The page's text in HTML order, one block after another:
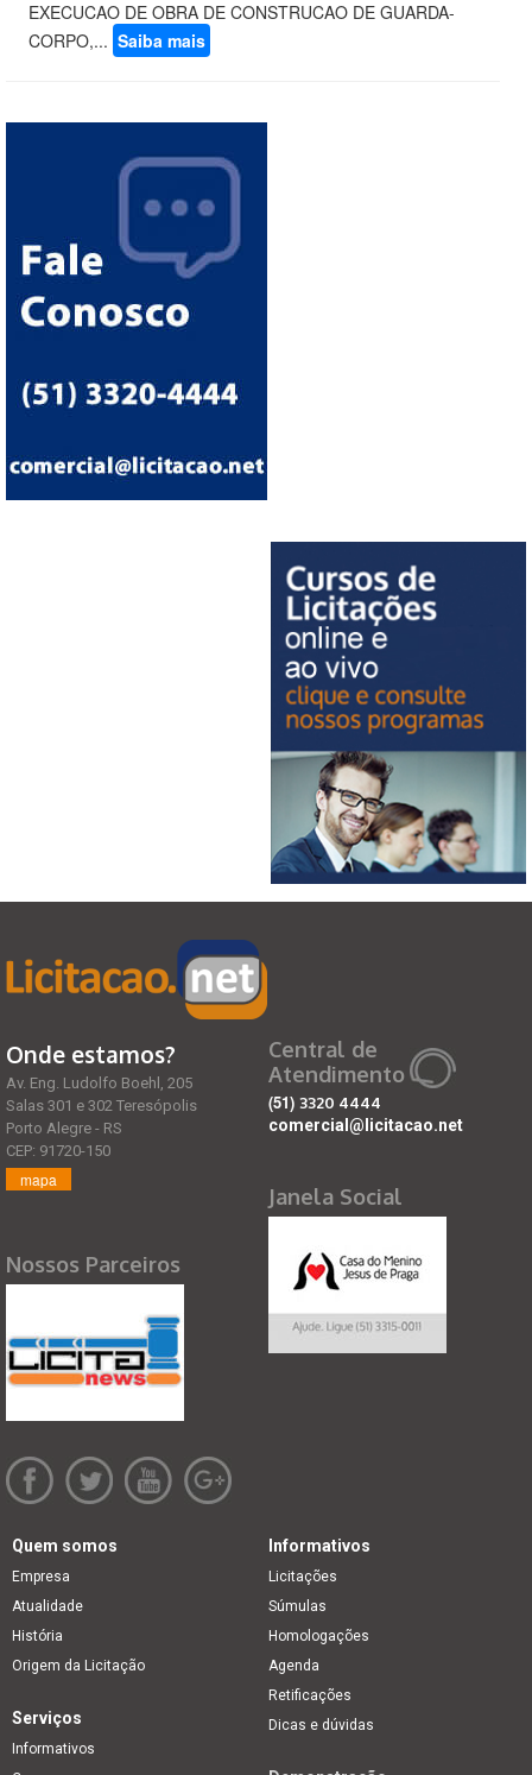
EXECUCAO DE OBRA DE CONSTRUCAO DE GUARDA-
CORPO,... Saiba mais
Onde estamos?
Av. Eng. Ludolfo Boehl, 205
Salas 301 e 302 Teresópolis
Porto Alegre - RS
CEP: 91720-150
mapa
Nossos Parceiros
Central de
Atendimento
(51) 3320 4444
comercial@licitacao.net
Janela Social
Quem somos
Empresa
Atualidade
História
Origem da Licitação
Informativos
Licitações
Súmulas
Homologações
Agenda
Retificações
Dicas e dúvidas
Serviços
Informativos